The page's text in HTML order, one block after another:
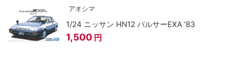
アオシマ
1/24 ニッサン HN12 パルサーEXA '83
1,500 円